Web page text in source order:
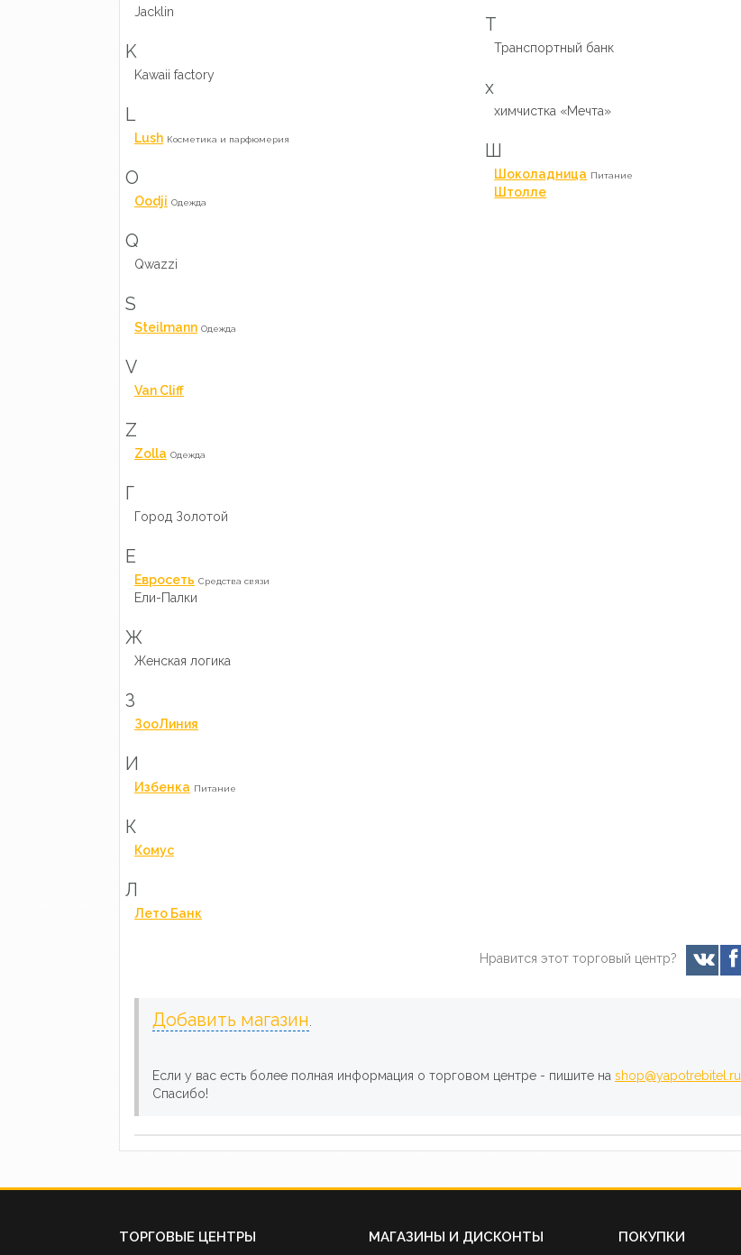
Jacklin
K
Kawaii factory
L
Lush Косметика и парфюмерия
O
Oodji Одежда
Q
Qwazzi
S
Steilmann Одежда
V
Van Cliff
Z
Zolla Одежда
Г
Город Золотой
Е
Евросеть Средства связи
Ели-Палки
Ж
Женская логика
З
ЗооЛиния
И
Избенка Питание
К
Комус
Л
Лето Банк
Т
Транспортный банк
х
химчистка «Мечта»
Ш
Шоколадница Питание
Штолле
Нравится этот торговый центр?
Добавить магазин
Если у вас есть более полная информация о торговом центре - пишите на shop@yapotrebitel.ru
Спасибо!
ТОРГОВЫЕ ЦЕНТРЫ МАГАЗИНЫ И ДИСКОНТЫ ПОКУПКИ